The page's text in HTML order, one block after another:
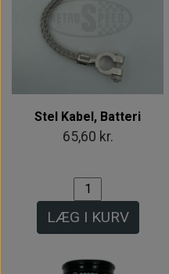
Stel Kabel, Batteri
65,60 kr.
LÆG I KURV